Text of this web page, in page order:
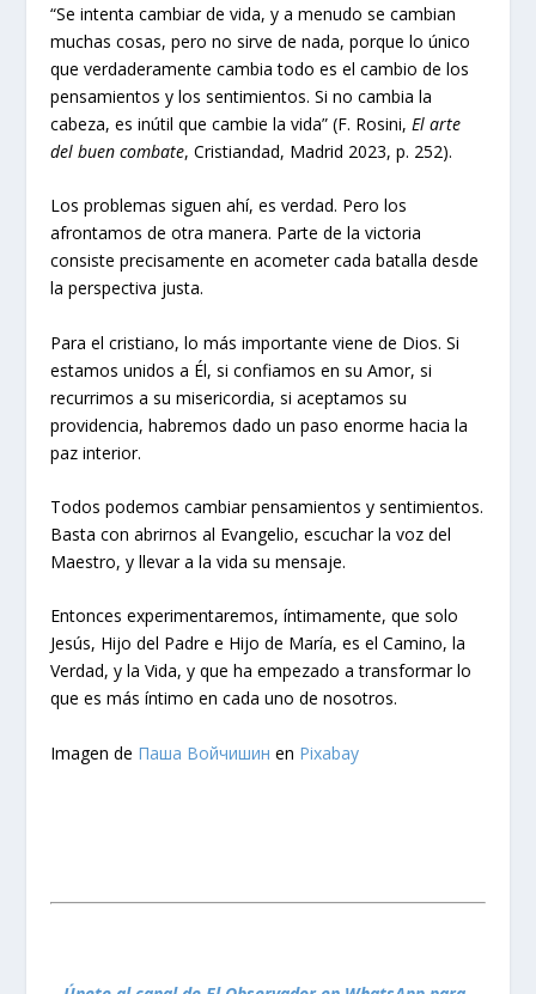
“Se intenta cambiar de vida, y a menudo se cambian
muchas cosas, pero no sirve de nada, porque lo único
que verdaderamente cambia todo es el cambio de los
pensamientos y los sentimientos. Si no cambia la
cabeza, es inútil que cambie la vida” (F. Rosini,El arte
del buen combate, Cristiandad, Madrid 2023, p. 252).
Los problemas siguen ahí, es verdad. Pero los
afrontamos de otra manera. Parte de la victoria
consiste precisamente en acometer cada batalla desde
la perspectiva justa.
Para el cristiano, lo más importante viene de Dios. Si
estamos unidos a Él, si confiamos en su Amor, si
recurrimos a su misericordia, si aceptamos su
providencia, habremos dado un paso enorme hacia la
paz interior.
Todos podemos cambiar pensamientos y sentimientos.
Basta con abrirnos al Evangelio, escuchar la voz del
Maestro, y llevar a la vida su mensaje.
Entonces experimentaremos, íntimamente, que solo
Jesús, Hijo del Padre e Hijo de María, es el Camino, la
Verdad, y la Vida, y que ha empezado a transformar lo
que es más íntimo en cada uno de nosotros.
Imagen de Паша Войчишин en Pixabay